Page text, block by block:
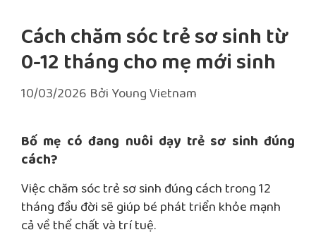
Cách chăm sóc trẻ sơ sinh từ
0-12 tháng cho mẹ mới sinh
10/03/2026 Bởi Young Vietnam
Bố mẹ có đang nuôi dạy trẻ sơ sinh đúng
cách?
Việc chăm sóc trẻ sơ sinh đúng cách trong 12
tháng đầu đời sẽ giúp bé phát triển khỏe mạnh
cả về thể chất và trí tuệ.